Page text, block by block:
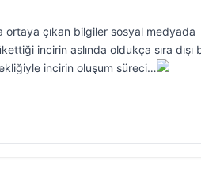
ortaya çıkan bilgiler sosyal medyada
incirin aslında oldukça sıra dışı
incirin oluşum süreci…